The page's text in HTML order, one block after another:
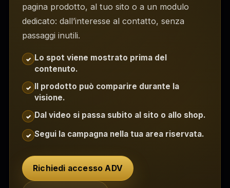
pagina prodotto, al tuo sito o a un modulo
dedicato: dall’interesse al contatto, senza
passaggi inutili.
✓ Lo spot viene mostrato prima del
contenuto.
✓ Il prodotto può comparire durante la
visione.
✓ Dal video si passa subito al sito o allo shop.
✓ Segui la campagna nella tua area riservata.
Richiedi accesso ADV